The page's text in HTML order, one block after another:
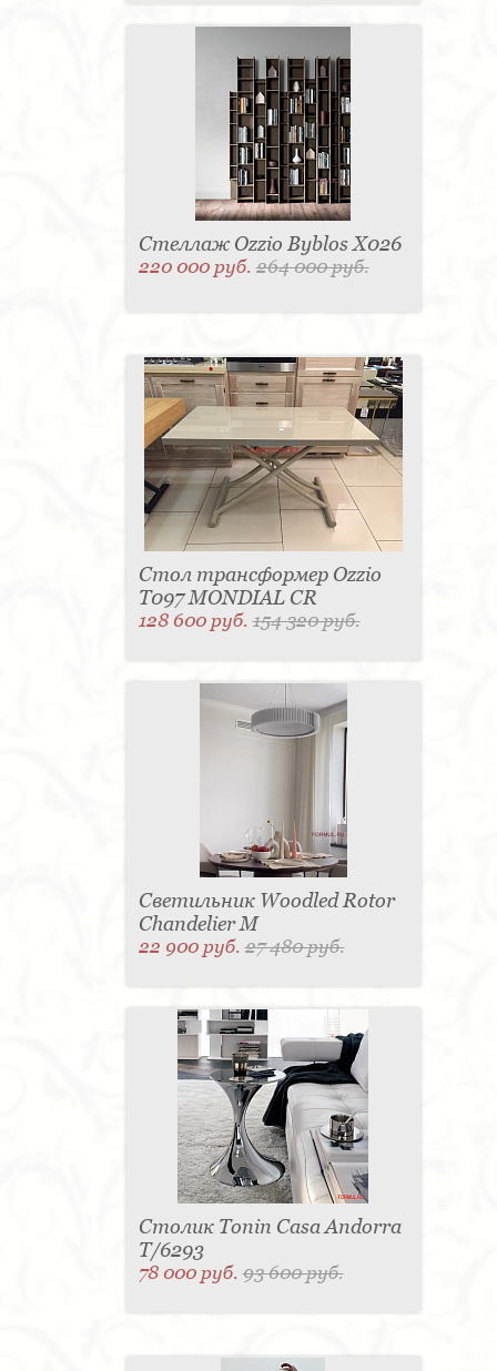
Стеллаж Ozzio Byblos X026
220 000 руб.264 000 руб.
Стол трансформер Ozzio
T097 MONDIAL CR
128 600 руб.154 320 руб.
Светильник Woodled Rotor
Chandelier M
22 900 руб.27 480 руб.
Столик Tonin Casa Andorra
T/6293
78 000 руб.93 600 руб.